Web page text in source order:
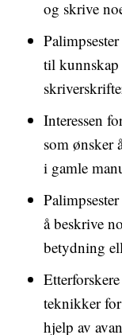
og skrive
til
Interessen
som ønsker
i gamle
å beskrive
betydning
teknikker
hjelp av